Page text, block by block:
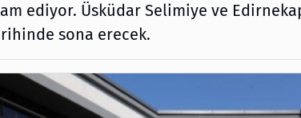
ediyor. Üsküdar Selimiye ve
sona erecek.